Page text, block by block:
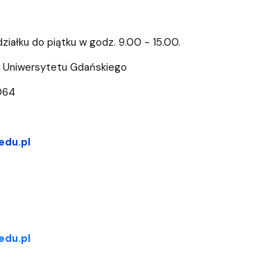
do piątku w godz. 9.00 - 15.00.
Uniwersytetu Gdańskiego